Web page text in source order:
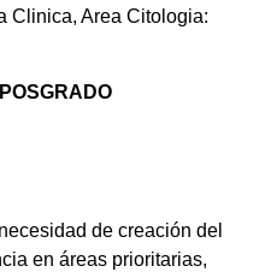
Clinica, Area Citologia:
de creación del
en áreas prioritarias,